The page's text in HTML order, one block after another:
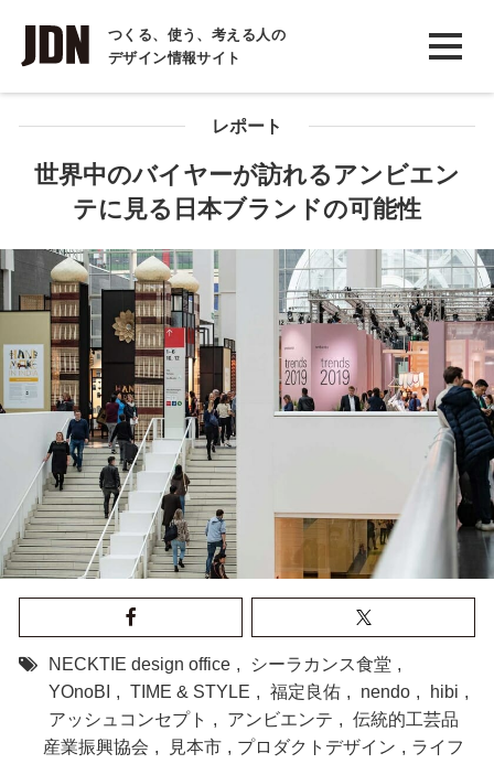
つくる、使う、考える人の
デザイン情報サイト
INTERVIEW
インタビュー
REPORT
COLUMN
レポート
世界中のバイヤーが訪れるアンビエン
テに見る日本ブランドの可能性
NECKTIE design office , シーラカンス食堂 ,
YOnoBI
, TIME & STYLE , 福定良佑 , nendo , hibi ,
アッシュコンセプト , アンビエンテ , 伝統的工芸品
産業振興協会 , 見本市 , プロダクトデザイン , ライフ